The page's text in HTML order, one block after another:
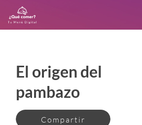
El origen del
pambazo
Compartir